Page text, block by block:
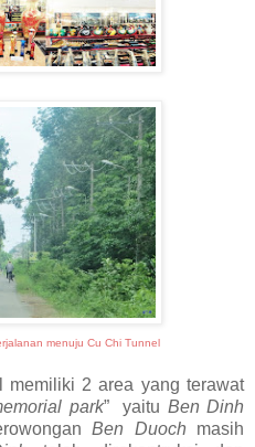
menuju Cu Chi Tunnel
2 area yang terawat
park” yaitu Ben Dinh
Ben Duoch masih